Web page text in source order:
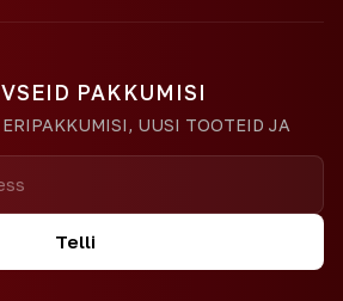
PAKKUMISI
UUSI TOOTEID JA
Telli